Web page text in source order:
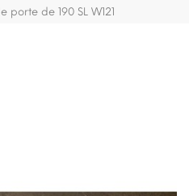
porte de 190 SL W121